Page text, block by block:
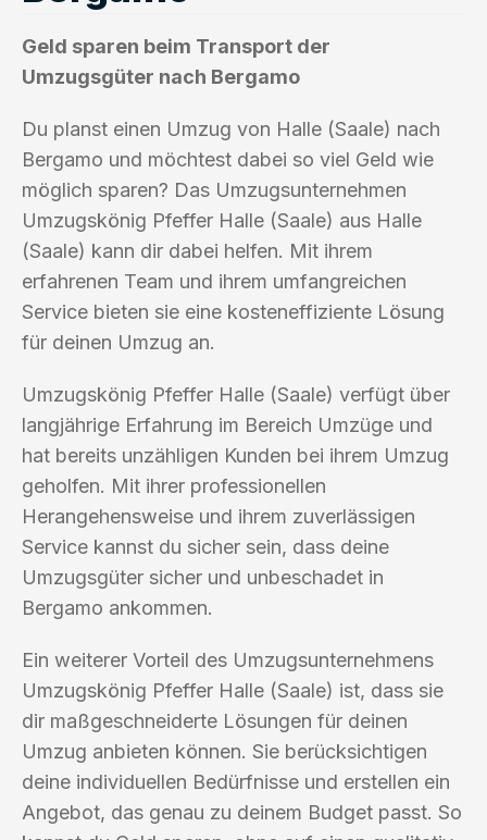
Geld sparen beim Transport der
Umzugsgüter nach Bergamo
Du planst einen Umzug von Halle (Saale) nach
Bergamo und möchtest dabei so viel Geld wie
möglich sparen? Das Umzugsunternehmen
Umzugskönig Pfeffer Halle (Saale) aus Halle
(Saale) kann dir dabei helfen. Mit ihrem
erfahrenen Team und ihrem umfangreichen
Service bieten sie eine kosteneffiziente Lösung
für deinen Umzug an.
Umzugskönig Pfeffer Halle (Saale) verfügt über
langjährige Erfahrung im Bereich Umzüge und
hat bereits unzähligen Kunden bei ihrem Umzug
geholfen. Mit ihrer professionellen
Herangehensweise und ihrem zuverlässigen
Service kannst du sicher sein, dass deine
Umzugsgüter sicher und unbeschadet in
Bergamo ankommen.
Ein weiterer Vorteil des Umzugsunternehmens
Umzugskönig Pfeffer Halle (Saale) ist, dass sie
dir maßgeschneiderte Lösungen für deinen
Umzug anbieten können. Sie berücksichtigen
deine individuellen Bedürfnisse und erstellen ein
Angebot, das genau zu deinem Budget passt. So